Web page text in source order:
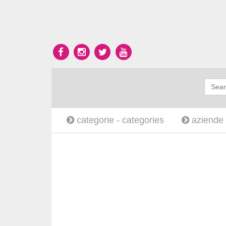
categorie - categories aziende